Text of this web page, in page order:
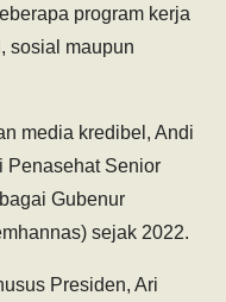
program kerja
sosial maupun
media kredibel, Andi
Penasehat Senior
Gubenur
sejak 2022.
Presiden, Ari